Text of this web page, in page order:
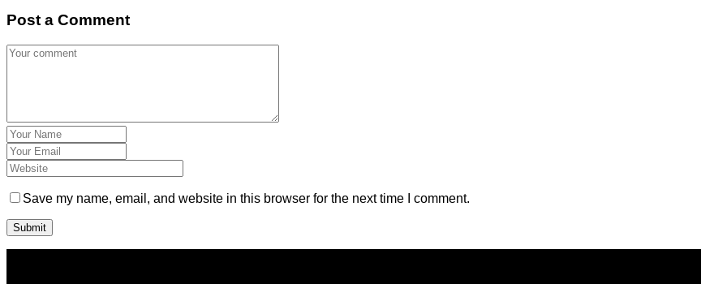
Post a Comment
Save my name, email, and website in this browser for the next time I comment.
Submit